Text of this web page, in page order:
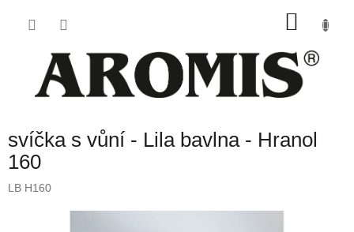
svíčka s vůní - Lila bavlna - Hranol
160
LB H160